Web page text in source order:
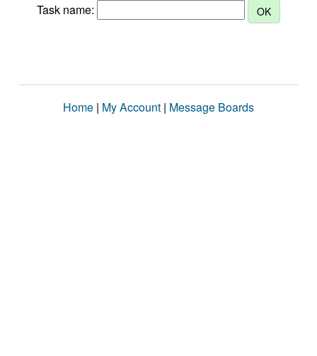
Task name:
Home | My Account | Message Boards